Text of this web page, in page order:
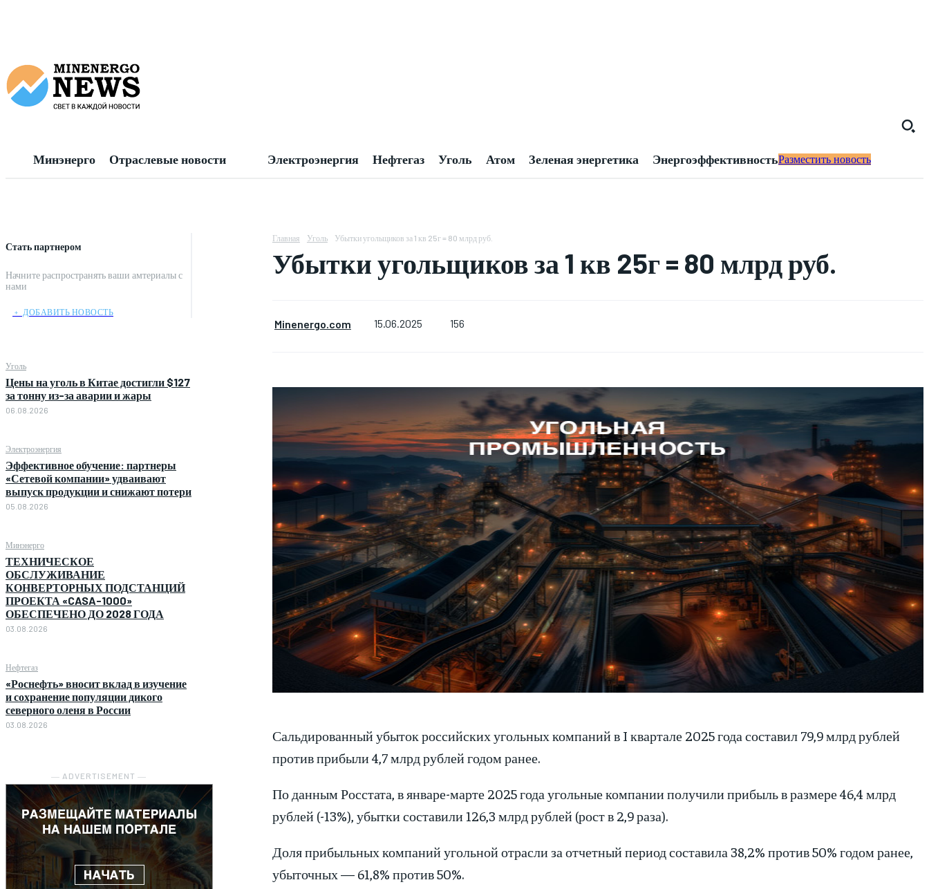
Минэнерго Отраслевые новости Электроэнергия Нефтегаз Уголь Атом Зеленая энергетика ЭнергоэффективностьРазместить новость
Стать партнером
Начните распространять ваши амтериалы с
нами
﹢ ДОБАВИТЬ НОВОСТЬ
Уголь
Цены на уголь в Китае достигли $127
за тонну из-за аварии и жары
06.08.2026
Электроэнергия
Эффективное обучение: партнеры
«Сетевой компании» удваивают
выпуск продукции и снижают потери
05.08.2026
Минэнерго
ТЕХНИЧЕСКОЕ
ОБСЛУЖИВАНИЕ
КОНВЕРТОРНЫХ ПОДСТАНЦИЙ
ПРОЕКТА «CASA-1000»
ОБЕСПЕЧЕНО ДО 2028 ГОДА
03.08.2026
Нефтегаз
«Роснефть» вносит вклад в изучение
и сохранение популяции дикого
северного оленя в России
03.08.2026
― ADVERTISEMENT ―
Главная Уголь Убытки угольщиков за 1 кв 25г = 80 млрд руб.
Убытки угольщиков за 1 кв 25г = 80 млрд руб.
Minenergo.com 15.06.2025 156
Сальдированный убыток российских угольных компаний в I квартале 2025 года составил 79,9 млрд рублей
против прибыли 4,7 млрд рублей годом ранее.
По данным Росстата, в январе-марте 2025 года угольные компании получили прибыль в размере 46,4 млрд
рублей (-13%), убытки составили 126,3 млрд рублей (рост в 2,9 раза).
Доля прибыльных компаний угольной отрасли за отчетный период составила 38,2% против 50% годом ранее,
убыточных — 61,8% против 50%.